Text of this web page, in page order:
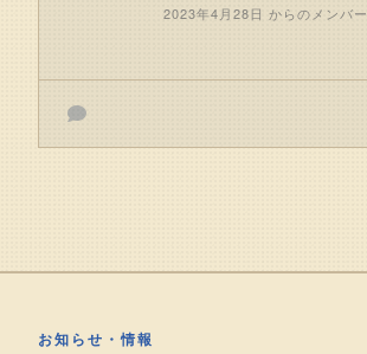
2023年4月28日 からのメンバー
お知らせ・情報